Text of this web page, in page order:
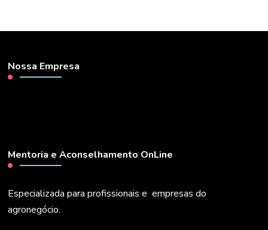
Nossa Empresa
Mentoria e Aconselhamento OnLine
Especializada para profissionais e empresas do
agronegócio.